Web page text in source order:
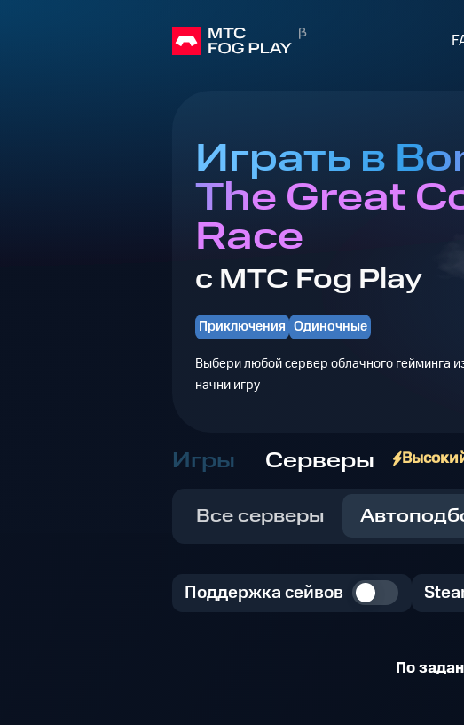
Играть в
The Great
Race
с МТС Fog Play
Приключения Одиночные
Выбери любой сервер облачного гейминга
начни игру
Игры Серверы
Все серверы
Поддержка сейвов
По